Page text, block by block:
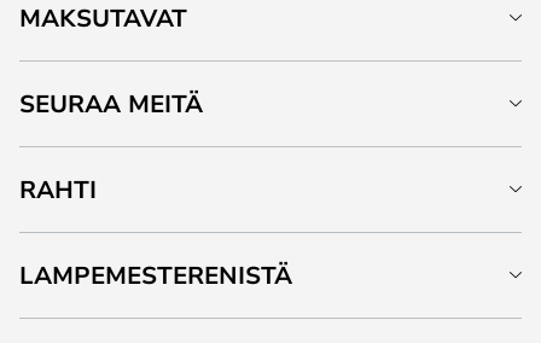
MAKSUTAVAT
SEURAA MEITÄ
RAHTI
LAMPEMESTERENISTÄ